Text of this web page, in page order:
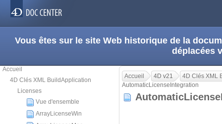
Vous êtes sur le site Web historique de la
déplacées
Accueil
4D Clés XML BuildApplication
Licenses
Vue d'ensemble
ArrayLicenseWin
Accueil 4D v21
4D Clés XML
AutomaticLicenseIntegration